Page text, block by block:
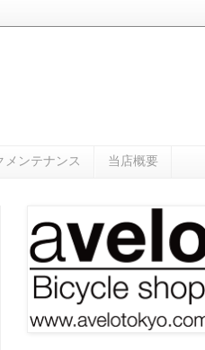
メンテナンス 当店概要